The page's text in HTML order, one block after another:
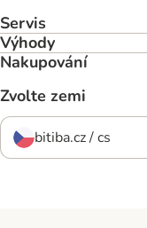
Servis
Výhody
Nakupování
Zvolte zemi
bitiba.cz / cs